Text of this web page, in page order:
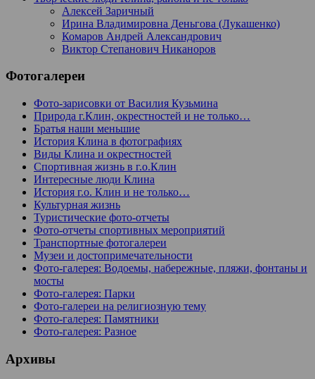
Алексей Заричный
Ирина Владимировна Деньгова (Лукашенко)
Комаров Андрей Александрович
Виктор Степанович Никаноров
Фотогалереи
Фото-зарисовки от Василия Кузьмина
Природа г.Клин, окрестностей и не только…
Братья наши меньшие
История Клина в фотографиях
Виды Клина и окрестностей
Спортивная жизнь в г.о.Клин
Интересные люди Клина
История г.о. Клин и не только…
Культурная жизнь
Туристические фото-отчеты
Фото-отчеты спортивных мероприятий
Транспортные фотогалереи
Музеи и достопримечательности
Фото-галерея: Водоемы, набережные, пляжи, фонтаны и
мосты
Фото-галерея: Парки
Фото-галереи на религиозную тему
Фото-галерея: Памятники
Фото-галерея: Разное
Архивы